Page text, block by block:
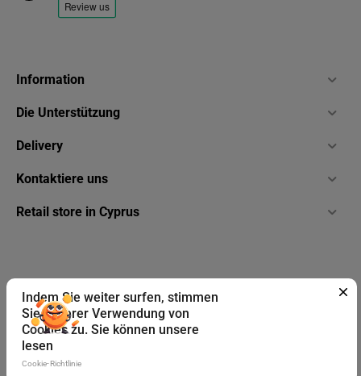
Information
Die Unterstützung
Delivery
Kontaktiere uns
Retail store in Cyprus
Indem Sie weiter surfen, stimmen
Sie unserer Verwendung von
Cookies zu. Sie können unsere
lesen
Cookie-Richtlinie